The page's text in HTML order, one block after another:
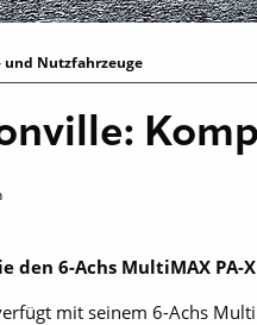
und Nutzfahrzeuge
den 6-Achs MultiMAX
mit seinem 6-Achs